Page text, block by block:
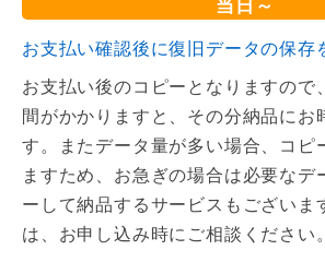
お支払い確認後に復旧データの保存
お支払い後のコピーとなりますので
間がかかりますと、その分納品にお
す。またデータ量が多い場合、コピ
ますため、お急ぎの場合は必要なデ
ーして納品するサービスもございま
は、お申し込み時にご相談ください。